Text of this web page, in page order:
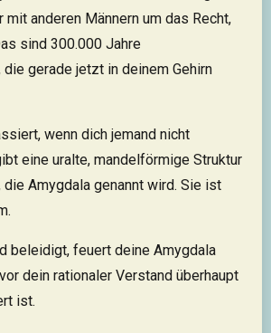
mit anderen Männern um das Recht,
sind 300.000 Jahre
die gerade jetzt in deinem Gehirn
wenn dich jemand nicht
eine uralte, mandelförmige Struktur
die Amygdala genannt wird. Sie ist
beleidigt, feuert deine Amygdala
dein rationaler Verstand überhaupt
ist.